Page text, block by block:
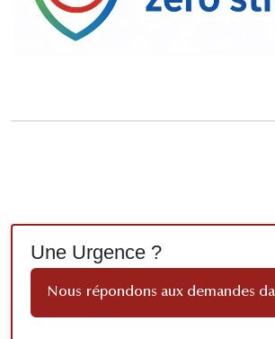
Une Urgence ?
Nous répondons aux demandes